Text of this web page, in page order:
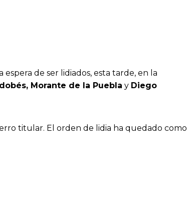
espera de ser lidiados, esta tarde, en la
Morante de la Puebla y Diego
titular. El orden de lidia ha quedado como